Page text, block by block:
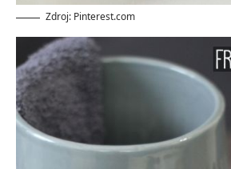
Zdroj: Pinterest.com